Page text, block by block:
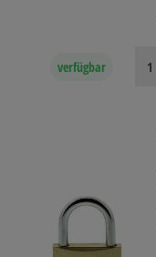
verfügbar